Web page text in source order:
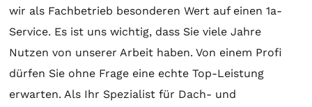
wir als Fachbetrieb besonderen Wert auf einen 1a-
Service. Es ist uns wichtig, dass Sie viele Jahre
Nutzen von unserer Arbeit haben. Von einem Profi
dürfen Sie ohne Frage eine echte Top-Leistung
erwarten. Als Ihr Spezialist für Dach- und